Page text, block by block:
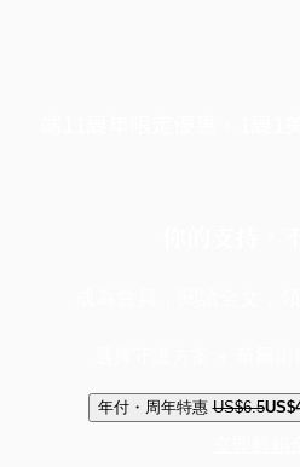
年付・周年特惠 US$6.5